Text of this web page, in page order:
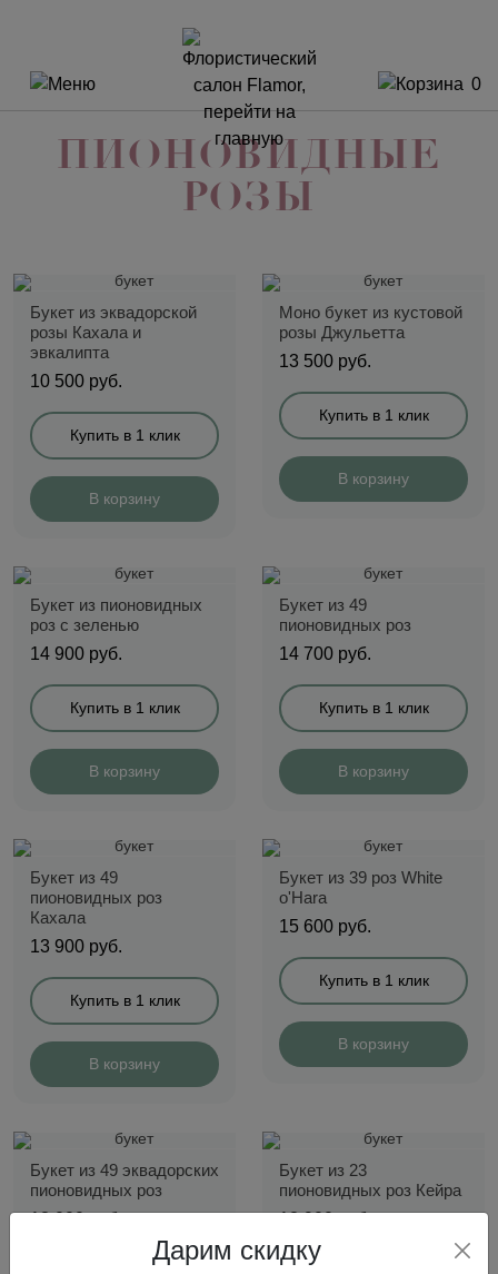
0
ПИОНОВИДНЫЕ
РОЗЫ
Букет из эквадорской
розы Кахала и
эвкалипта
10 500 руб.
Купить в 1 клик
В корзину
Моно букет из кустовой
розы Джульетта
13 500 руб.
Купить в 1 клик
В корзину
Букет из пионовидных
роз с зеленью
14 900 руб.
Купить в 1 клик
В корзину
Букет из 49
пионовидных роз
14 700 руб.
Купить в 1 клик
В корзину
Букет из 49
пионовидных роз
Кахала
13 900 руб.
Купить в 1 клик
В корзину
Букет из 39 роз White
o'Hara
15 600 руб.
Купить в 1 клик
В корзину
Букет из 49 эквадорских
пионовидных роз
18 000руб.
Букет из 23
пионовидных роз Кейра
12 900руб.
Дарим скидку